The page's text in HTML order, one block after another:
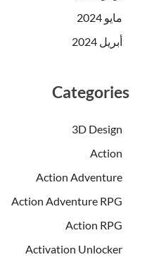
مايو 2024
أبريل 2024
Categories
3D Design
Action
Action Adventure
Action Adventure RPG
Action RPG
Activation Unlocker